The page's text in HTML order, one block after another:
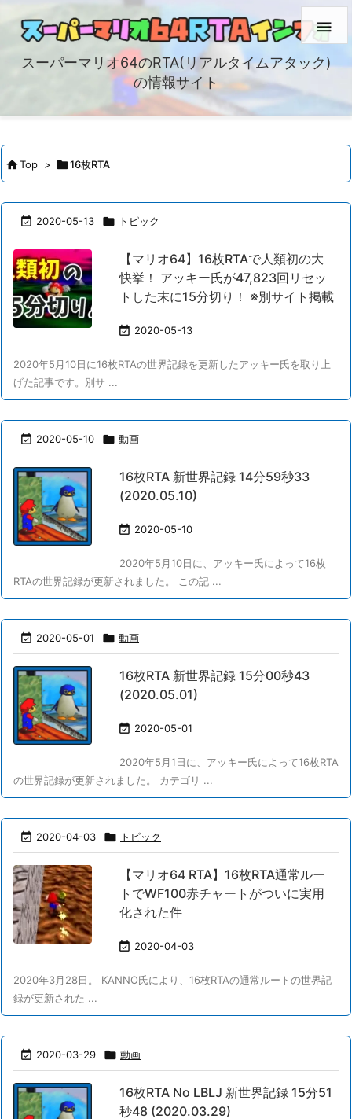
スーパーマリオ64のRTA(リアルタイムアタック)
の情報サイト

Top > 16枚RTA
 2020-05-13  トピック
【マリオ64】16枚RTAで人類初の大
快挙！ アッキー氏が47,823回リセッ
トした末に15分切り！ ※別サイト掲載
 2020-05-13
2020年5月10日に16枚RTAの世界記録を更新したアッキー氏を取り上
げた記事です。別サ ...
 2020-05-10  動画
16枚RTA 新世界記録 14分59秒33
(2020.05.10)
 2020-05-10
2020年5月10日に、アッキー氏によって16枚
RTAの世界記録が更新されました。 この記 ...
 2020-05-01  動画
16枚RTA 新世界記録 15分00秒43
(2020.05.01)
 2020-05-01
2020年5月1日に、アッキー氏によって16枚RTA
の世界記録が更新されました。 カテゴリ ...
 2020-04-03  トピック
【マリオ64 RTA】16枚RTA通常ルー
トでWF100赤チャートがついに実用
化された件
 2020-04-03
2020年3月28日。 KANNO氏により、16枚RTAの通常ルートの世界記
録が更新された ...
 2020-03-29  動画
16枚RTA No LBLJ 新世界記録 15分51
秒48 (2020.03.29)